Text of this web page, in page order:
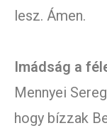
lesz. Ámen.
Imádság a
Mennyei
hogy bízzak